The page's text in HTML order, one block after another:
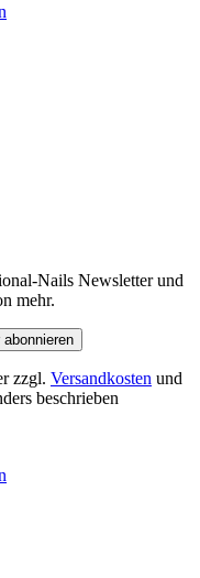
Nails Newsletter und
mehr.
abonnieren
zzgl. Versandkosten und
beschrieben